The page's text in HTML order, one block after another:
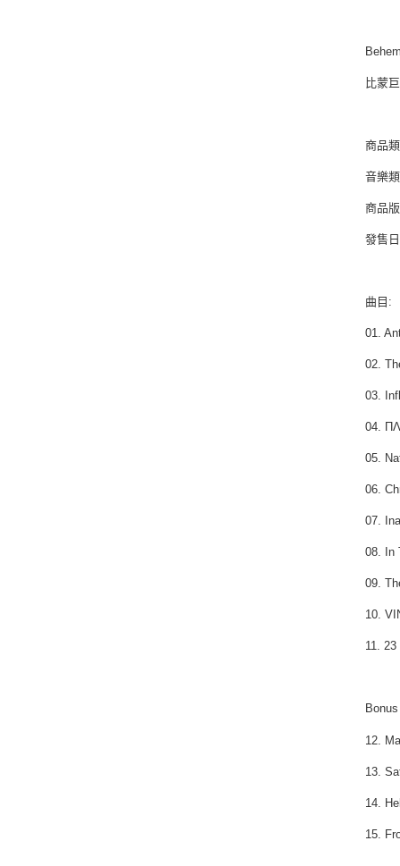
比蒙
商品
音樂
商品
發售
曲目:
01.
02.
03.
04.
05.
06.
07.
08. In
09.
10.
11.
12.
13.
14.
15.